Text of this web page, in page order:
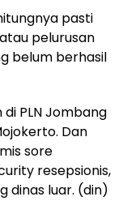
pasti
pelurusan
belum berhasil
PLN Jombang
Dan
sore
resepsionis,
dinas luar. (din)